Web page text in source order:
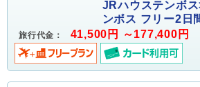
JRハウステンボ
ンボス フリー2日
旅行代金： 41,500円 ～177,400円